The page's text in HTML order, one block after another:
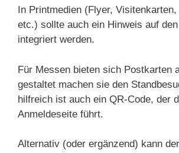
In Printmedien (Flyer,
etc.) sollte auch ein Hinweis auf
integriert werden.
Für Messen bieten sich Postkarten
gestaltet machen sie den
hilfreich ist auch ein QR-Code, der
Anmeldeseite führt.
Alternativ (oder ergänzend) kann